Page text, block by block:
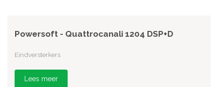
Powersoft - Quattrocanali 1204 DSP+D
Eindversterkers
Lees meer